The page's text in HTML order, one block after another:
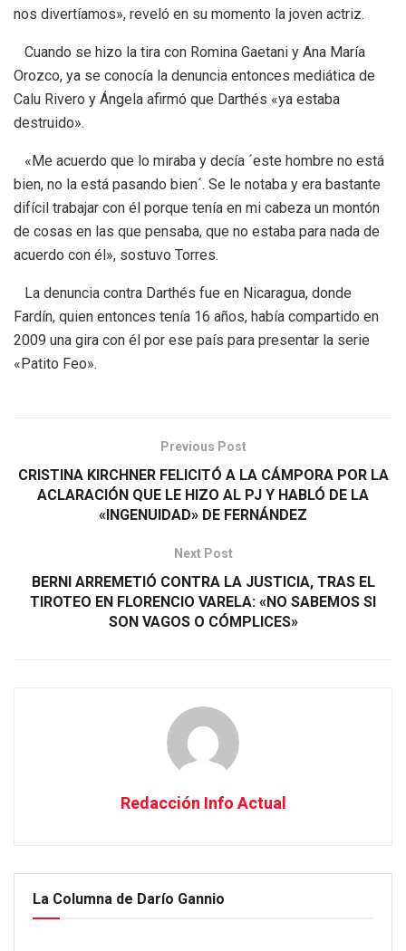
nos divertíamos», reveló en su momento la joven actriz.
Cuando se hizo la tira con Romina Gaetani y Ana María
Orozco, ya se conocía la denuncia entonces mediática de
Calu Rivero y Ángela afirmó que Darthés «ya estaba
destruido».
«Me acuerdo que lo miraba y decía ´este hombre no está
bien, no la está pasando bien´. Se le notaba y era bastante
difícil trabajar con él porque tenía en mi cabeza un montón
de cosas en las que pensaba, que no estaba para nada de
acuerdo con él», sostuvo Torres.
La denuncia contra Darthés fue en Nicaragua, donde
Fardín, quien entonces tenía 16 años, había compartido en
2009 una gira con él por ese país para presentar la serie
«Patito Feo».
Previous Post
CRISTINA KIRCHNER FELICITÓ A LA CÁMPORA POR LA
ACLARACIÓN QUE LE HIZO AL PJ Y HABLÓ DE LA
«INGENUIDAD» DE FERNÁNDEZ
Next Post
BERNI ARREMETIÓ CONTRA LA JUSTICIA, TRAS EL
TIROTEO EN FLORENCIO VARELA: «NO SABEMOS SI
SON VAGOS O CÓMPLICES»
Redacción Info Actual
La Columna de Darío Gannio